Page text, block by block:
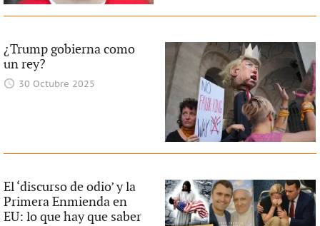
¿Trump gobierna como
un rey?
30 Octubre 2025
El ‘discurso de odio’ y la
Primera Enmienda en
EU: lo que hay que saber